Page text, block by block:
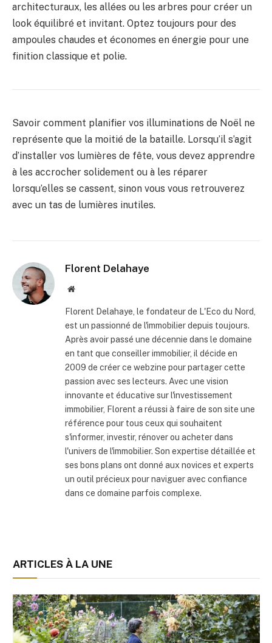
architecturaux, les allées ou les arbres pour créer un
look équilibré et invitant. Optez toujours pour des
ampoules chaudes et économes en énergie pour une
finition classique et polie.
Savoir comment planifier vos illuminations de Noël ne
représente que la moitié de la bataille. Lorsqu’il s’agit
d’installer vos lumières de fête, vous devez apprendre
à les accrocher solidement ou à les réparer
lorsqu’elles se cassent, sinon vous vous retrouverez
avec un tas de lumières inutiles.
Florent Delahaye
Site
Florent Delahaye, le fondateur de L'Eco du Nord,
est un passionné de l'immobilier depuis toujours.
Après avoir passé une décennie dans le domaine
en tant que conseiller immobilier, il décide en
2009 de créer ce webzine pour partager cette
passion avec ses lecteurs. Avec une vision
innovante et éducative sur l'investissement
immobilier, Florent a réussi à faire de son site une
référence pour tous ceux qui souhaitent
s'informer, investir, rénover ou acheter dans
l'univers de l'immobilier. Son expertise détaillée et
ses bons plans ont donné aux novices et experts
un outil précieux pour naviguer avec confiance
dans ce domaine parfois complexe.
ARTICLES À LA UNE